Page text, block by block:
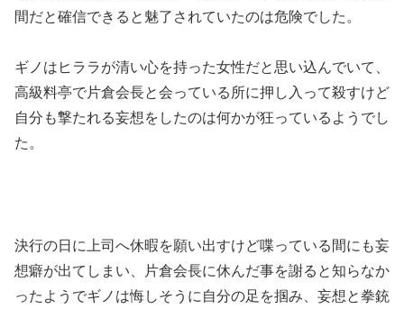
間だと確信できると魅了されていたのは危険でした。
ギノはヒララが清い心を持った女性だと思い込んでいて、
高級料亭で片倉会長と会っている所に押し入って殺すけど
自分も撃たれる妄想をしたのは何かが狂っているようでし
た。
決行の日に上司へ休暇を願い出すけど喋っている間にも妄
想癖が出てしまい、片倉会長に休んだ事を謝ると知らなか
ったようでギノは悔しそうに自分の足を掴み、妄想と拳銃